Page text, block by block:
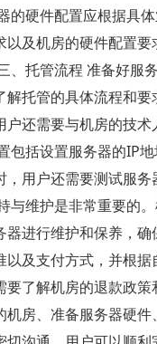
硬件配置应根据具
及机房的硬件配置
托管流程 准备好服
托管的具体流程和
还需要与机房的技
括设置服务器的IP
用户还需要测试服务
维护是非常重要的
进行维护和保养，
及支付方式，并根
了解机房的退款政
房、准备服务器硬